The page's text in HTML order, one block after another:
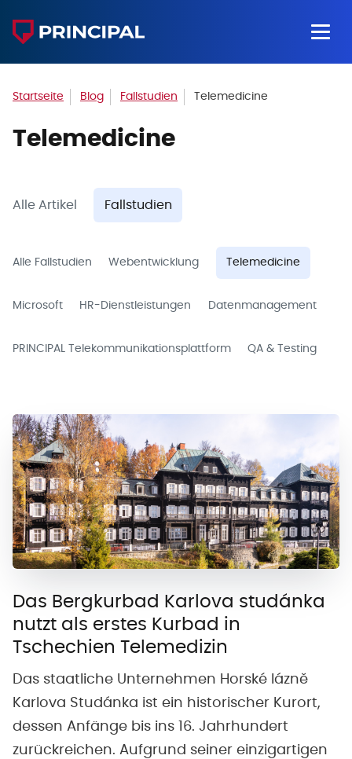
Startseite Blog Fallstudien Telemedicine
Telemedicine
Alle Artikel Fallstudien
Alle Fallstudien Webentwicklung Telemedicine
Microsoft HR-Dienstleistungen Datenmanagement
PRINCIPAL Telekommunikationsplattform QA & Testing
Das Bergkurbad Karlova studánka
nutzt als erstes Kurbad in
Tschechien Telemedizin
Das staatliche Unternehmen Horské lázně
Karlova Studánka ist ein historischer Kurort,
dessen Anfänge bis ins 16. Jahrhundert
zurückreichen. Aufgrund seiner einzigartigen